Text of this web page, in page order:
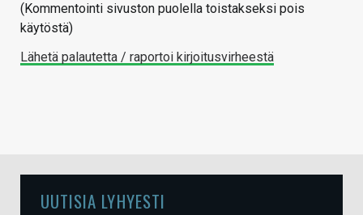
(Kommentointi sivuston puolella toistakseksi pois
käytöstä)
Lähetä palautetta / raportoi kirjoitusvirheestä
UUTISIA LYHYESTI